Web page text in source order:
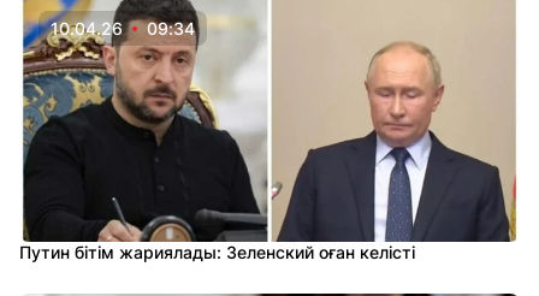
10.04.26 09:34
Путин бітім жариялады: Зеленский оған келісті